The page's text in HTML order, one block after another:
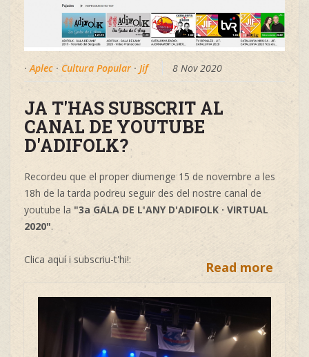
·Aplec · Cultura Popular · Jif 8 Nov 2020
JA T'HAS SUBSCRIT AL
CANAL DE YOUTUBE
D'ADIFOLK?
Recordeu que el proper diumenge 15 de novembre a les
18h de la tarda podreu seguir des del nostre canal de
youtube la "3a GALA DE L'ANY D'ADIFOLK · VIRTUAL
2020".
Clica aquí i subscriu-t'hi!: Read more